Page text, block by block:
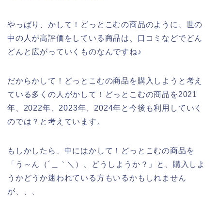
やっぱり、かして！どっとこむの商品のように、世の
中の人が高評価をしている商品は、口コミなどでどん
どんと広がっていくものなんですね♪
だからかして！どっとこむの商品を購入しようと考え
ている多くの人がかして！どっとこむの商品を2021
年、2022年、2023年、2024年と今後も利用していく
のでは？と考えています。
もしかしたら、中にはかして！どっとこむの商品を
「う～ん（´＿｀＼）、どうしようか？」と、購入しよ
うかどうか迷われている方もいるかもしれません
が、、、